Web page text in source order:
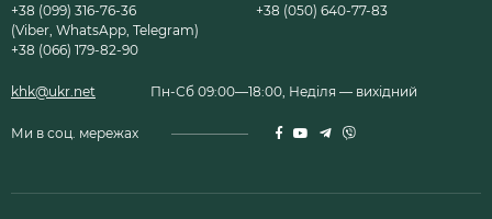
+38 (099) 316-76-36
(Viber, WhatsApp, Telegram)
+38 (066) 179-82-90
+38 (050) 640-77-83
khk@ukr.net Пн-Сб 09:00—18:00, Неділя — вихідний
Ми в соц. мережах